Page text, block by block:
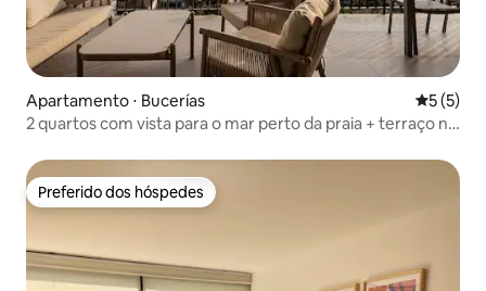
Apartamento ⋅ Bucerías 5 de
5 (5)
2 quartos com vista para o mar perto da praia + terraço na
Preferido dos hóspedes
Preferido dos hóspedes